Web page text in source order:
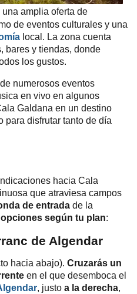
amplia oferta de
de eventos culturales y una
local. La zona cuenta
bares y tiendas, donde
los gustos.
numerosos eventos
en vivo en algunos
Galdana en un destino
para disfrutar tanto de día
hacia Cala
que atraviesa campos
de entrada de la
según tu plan:
de Algendar
hacia abajo). Cruzarás un
en el que desemboca el
, justo a la derecha,